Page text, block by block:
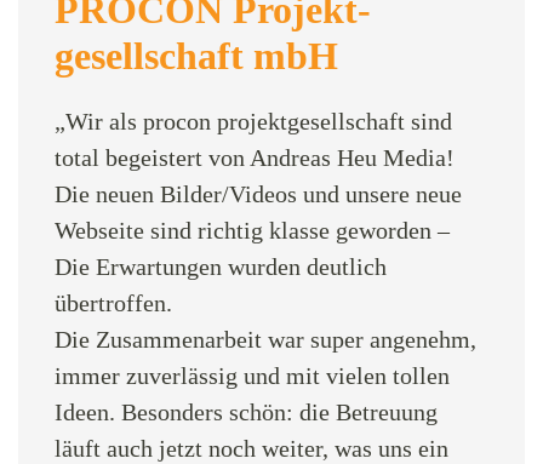
PROCON Projekt­
gesellschaft mbH
„Wir als procon projektgesellschaft sind
total begeistert von Andreas Heu Media!
Die neuen Bilder/Videos und unsere neue
Webseite sind richtig klasse geworden –
Die Erwartungen wurden deutlich
übertroffen.
Die Zusammenarbeit war super angenehm,
immer zuverlässig und mit vielen tollen
Ideen. Besonders schön: die Betreuung
läuft auch jetzt noch weiter, was uns ein